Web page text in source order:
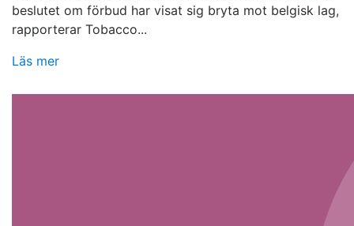
beslutet om förbud har visat sig bryta mot belgisk lag,
rapporterar Tobacco...
Läs mer